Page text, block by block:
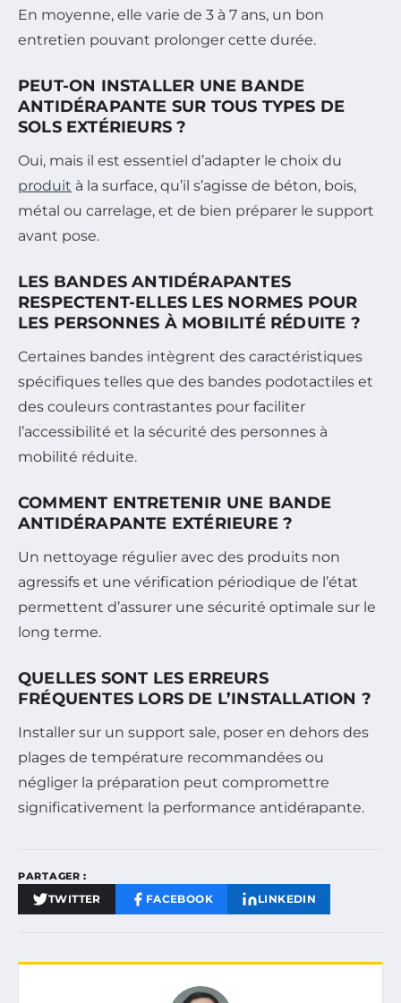
En moyenne, elle varie de 3 à 7 ans, un bon
entretien pouvant prolonger cette durée.
PEUT-ON INSTALLER UNE BANDE
ANTIDÉRAPANTE SUR TOUS TYPES DE
SOLS EXTÉRIEURS ?
Oui, mais il est essentiel d’adapter le choix du
produit à la surface, qu’il s’agisse de béton, bois,
métal ou carrelage, et de bien préparer le support
avant pose.
LES BANDES ANTIDÉRAPANTES
RESPECTENT-ELLES LES NORMES POUR
LES PERSONNES À MOBILITÉ RÉDUITE ?
Certaines bandes intègrent des caractéristiques
spécifiques telles que des bandes podotactiles et
des couleurs contrastantes pour faciliter
l’accessibilité et la sécurité des personnes à
mobilité réduite.
COMMENT ENTRETENIR UNE BANDE
ANTIDÉRAPANTE EXTÉRIEURE ?
Un nettoyage régulier avec des produits non
agressifs et une vérification périodique de l’état
permettent d’assurer une sécurité optimale sur le
long terme.
QUELLES SONT LES ERREURS
FRÉQUENTES LORS DE L’INSTALLATION ?
Installer sur un support sale, poser en dehors des
plages de température recommandées ou
négliger la préparation peut compromettre
significativement la performance antidérapante.
PARTAGER :
TWITTER FACEBOOK LINKEDIN